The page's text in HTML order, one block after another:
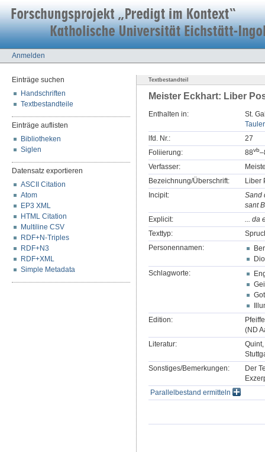
Anmelden
Einträge suchen
Handschriften
Textbestandteile
Einträge auflisten
Bibliotheken
Siglen
Datensatz exportieren
ASCII Citation
Atom
EP3 XML
HTML Citation
Multiline CSV
RDF+N-Triples
RDF+N3
RDF+XML
Simple Metadata
Textbestandteil
Meister Eckhart: Liber
Enthalten in:
St.
lfd. Nr.:
27
Foliierung:
88vb
Verfasser:
Bezeichnung/Überschrift:
Liber
Incipit:
Sand
sant
Explicit:
... da
Texttyp:
Personennamen:
Schlagworte:
Edition:
(ND
Literatur:
Sonstiges/Bemerkungen:
Der
Parallelbestand ermitteln